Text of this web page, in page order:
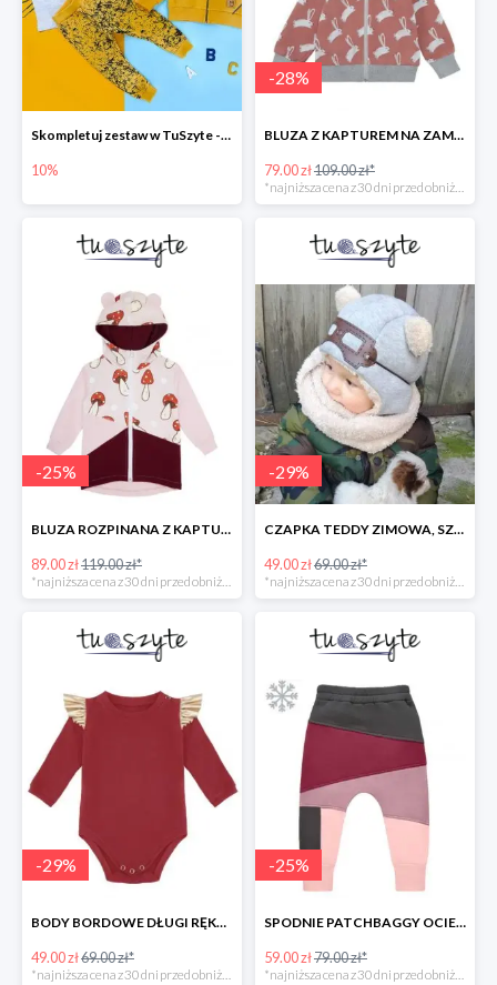
Skompletuj zestaw w TuSzyte -10%
10%
-28%
BLUZA Z KAPTUREM NA ZAMEK W ZAJĄCE, BRUDNY RÓŻ
79.00 zł109.00 zł*
*najniższa cena z 30 dni przed obniżką
-25%
BLUZA ROZPINANA Z KAPTUREM MUCHOMORY
89.00 zł119.00 zł*
-29%
CZAPKA TEDDY ZIMOWA, SZARA
49.00 zł69.00 zł*
-29%
BODY BORDOWE DŁUGI RĘKAW
49.00 zł69.00 zł*
*najniższa cena z 30 dni przed obniżką
-25%
SPODNIE PATCHBAGGY OCIEPLANE RÓŻOWO-BORDOWE
59.00 zł79.00 zł*
*najniższa cena z 30 dni przed obniżką